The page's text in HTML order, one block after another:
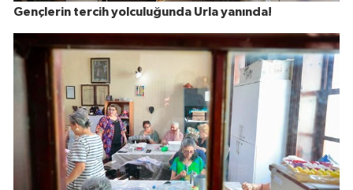
Gençlerin tercih yolculuğunda Urla yanında!